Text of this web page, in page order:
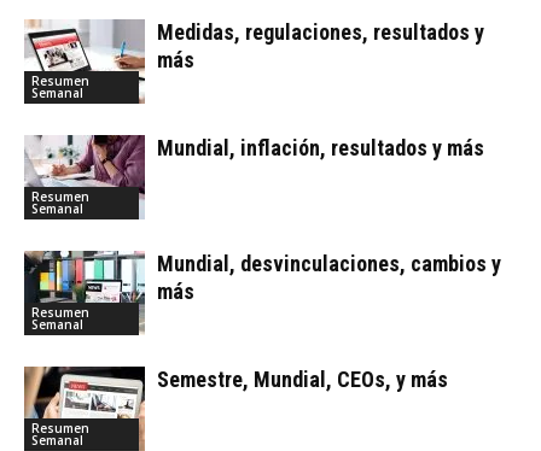
Resumen
Semanal
Medidas, regulaciones, resultados y
más
Resumen
Semanal
Mundial, inflación, resultados y más
Resumen
Semanal
Mundial, desvinculaciones, cambios y
más
Resumen
Semanal
Semestre, Mundial, CEOs, y más